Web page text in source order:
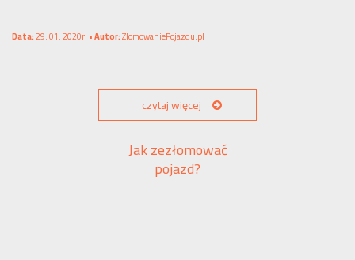
Data:29. 01. 2020r. •Autor:ZlomowaniePojazdu.pl
czytaj więcej
Jak zezłomować
pojazd?